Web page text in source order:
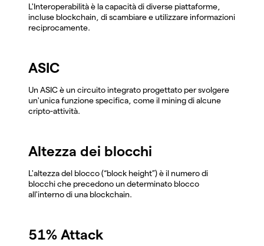
L'Interoperabilità è la capacità di diverse piattaforme,
incluse blockchain, di scambiare e utilizzare informazioni
reciprocamente.
ASIC
Un ASIC è un circuito integrato progettato per svolgere
un'unica funzione specifica, come il mining di alcune
cripto-attività.
Altezza dei blocchi
L'altezza del blocco (“block height”) è il numero di
blocchi che precedono un determinato blocco
all'interno di una blockchain.
51% Attack